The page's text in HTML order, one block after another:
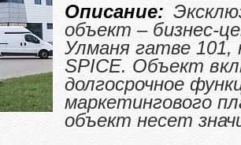
Описание:
объект – бизнес-
Улманя гатве 101,
SPICE. Объект
долгосрочное
маркетингового
объект несет